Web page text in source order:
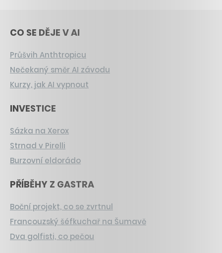
CO SE DĚJE V AI
Průšvih Anthtropicu
Nečekaný směr AI závodu
Kurzy, jak AI vypnout
INVESTICE
Sázka na Xerox
Strnad v Pirelli
Burzovní eldorádo
PŘÍBĚHY Z GASTRA
Boční projekt, co se zvrtnul
Francouzský šéfkuchař na Šumavě
Dva golfisti, co pečou